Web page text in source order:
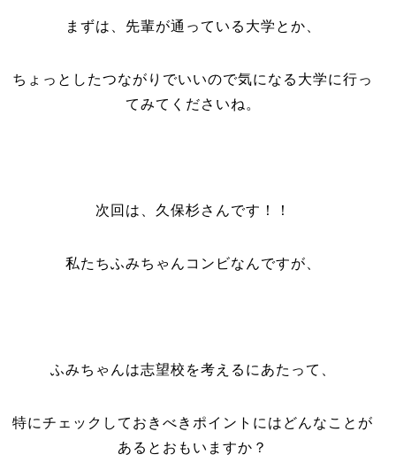
まずは、先輩が通っている大学とか、
ちょっとしたつながりでいいので気になる大学に行っ
てみてくださいね。
次回は、久保杉さんです！！
私たちふみちゃんコンビなんですが、
ふみちゃんは志望校を考えるにあたって、
特にチェックしておきべきポイントにはどんなことが
あるとおもいますか？